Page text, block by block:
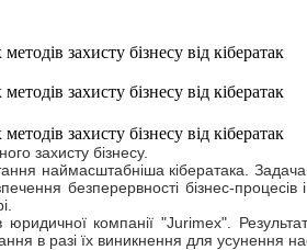
захисту бізнесу від кібератак
захисту бізнесу від кібератак
захисту бізнесу від кібератак
захисту бізнесу.
наймасштабніша кібератака.
безперервності бізнес-
компанії "Jurimex".
в разі їх виникнення для усунення